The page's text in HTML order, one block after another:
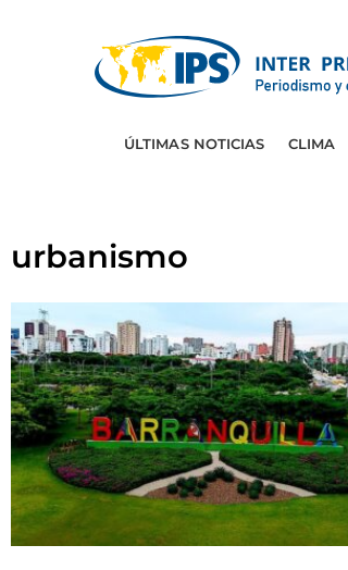
ÚLTIMAS NOTICIAS CLIMA
urbanismo